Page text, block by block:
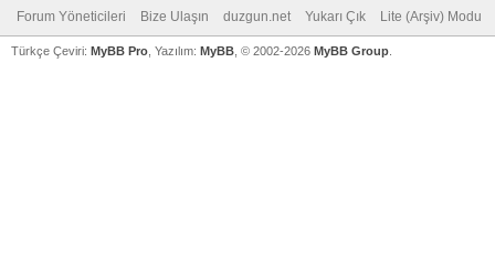
Forum Yöneticileri Bize Ulaşın duzgun.net Yukarı Çık Lite (Arşiv) Modu
Türkçe Çeviri: MyBB Pro , Yazılım: MyBB , © 2002-2026 MyBB Group